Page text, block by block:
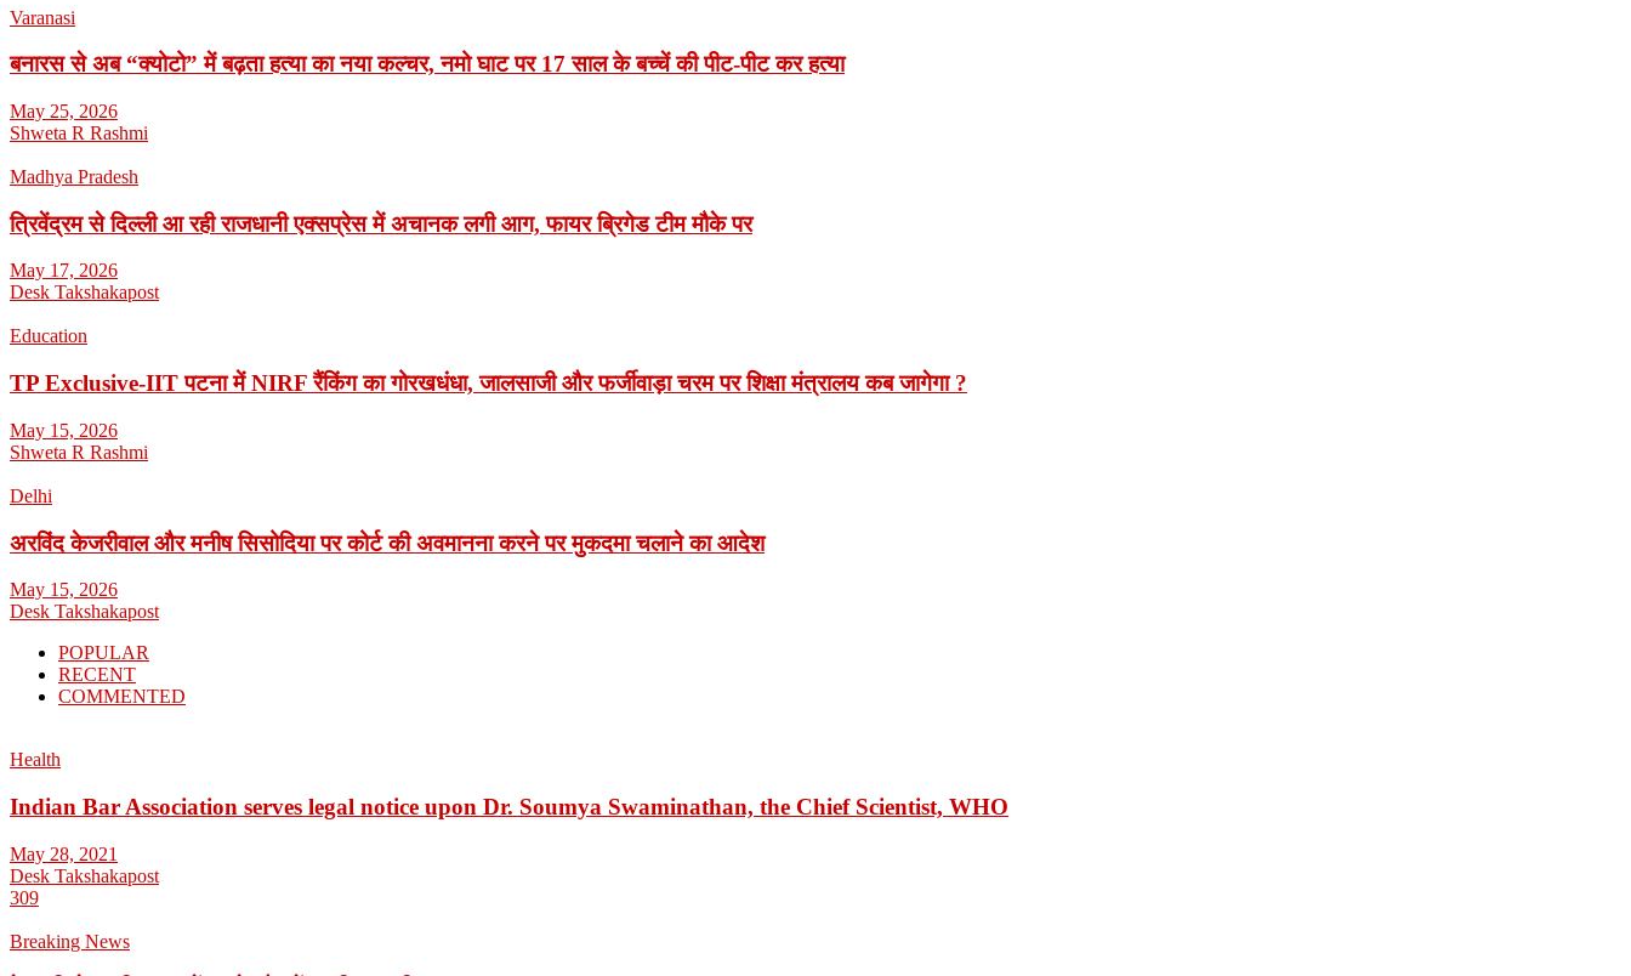
Varanasi
बनारस से अब “क्योटो” में बढ़ता हत्या का नया कल्चर, नमो घाट पर 17 साल के बच्चें की पीट-पीट कर हत्या
May 25, 2026
Shweta R Rashmi
Madhya Pradesh
त्रिवेंद्रम से दिल्ली आ रही राजधानी एक्सप्रेस में अचानक लगी आग, फायर ब्रिगेड टीम मौके पर
May 17, 2026
Desk Takshakapost
Education
TP Exclusive-IIT पटना में NIRF रैंकिंग का गोरखधंधा, जालसाजी और फर्जीवाड़ा चरम पर शिक्षा मंत्रालय कब जागेगा ?
May 15, 2026
Shweta R Rashmi
Delhi
अरविंद केजरीवाल और मनीष सिसोदिया पर कोर्ट की अवमानना करने पर मुकदमा चलाने का आदेश
May 15, 2026
Desk Takshakapost
POPULAR
RECENT
COMMENTED
Health
Indian Bar Association serves legal notice upon Dr. Soumya Swaminathan, the Chief Scientist, WHO
May 28, 2021
Desk Takshakapost
309
Breaking News